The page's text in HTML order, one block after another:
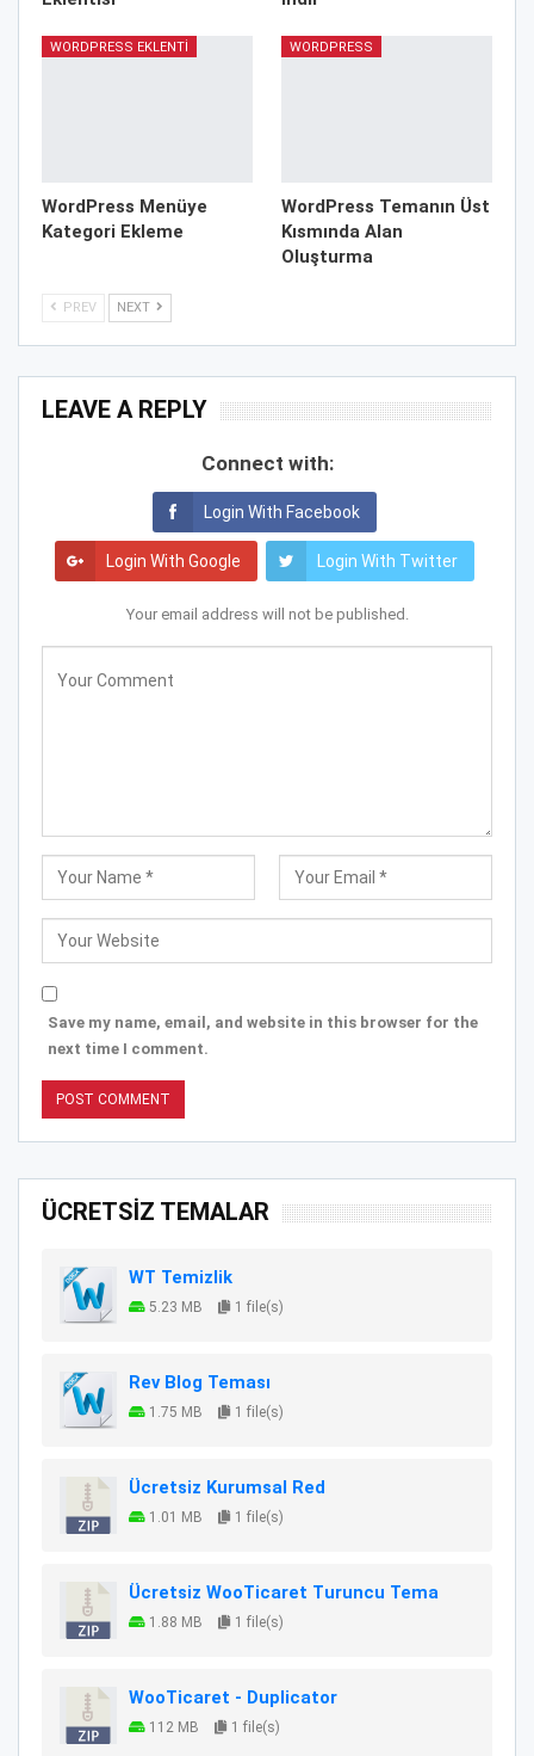
WORDPRESS EKLENTI
WordPress Menüye
Kategori Ekleme
WORDPRESS
WordPress Temanın Üst
Kısmında Alan
Oluşturma
PREV NEXT
LEAVE A REPLY
Connect with:
Login With Facebook
Login With Google Login With Twitter
Your email address will not be published.
Save my name, email, and website in this browser for the
next time I comment.
ÜCRETSİZ TEMALAR
WT Temizlik
5.23 MB 1 file(s)
Rev Blog Teması
1.75 MB 1 file(s)
Ücretsiz Kurumsal Red
1.01 MB 1 file(s)
Ücretsiz WooTicaret Turuncu Tema
1.88 MB 1 file(s)
WooTicaret - Duplicator
112 MB 1 file(s)